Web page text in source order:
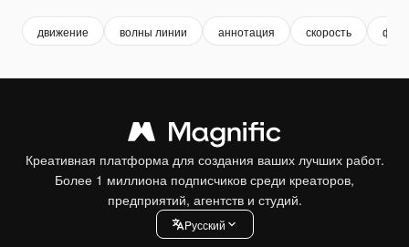
движение волны линии аннотация скорость
Креативная платформа для создания ваших лучших работ.
Более 1 миллиона подписчиков среди креаторов,
предприятий, агентств и студий.
Pусский